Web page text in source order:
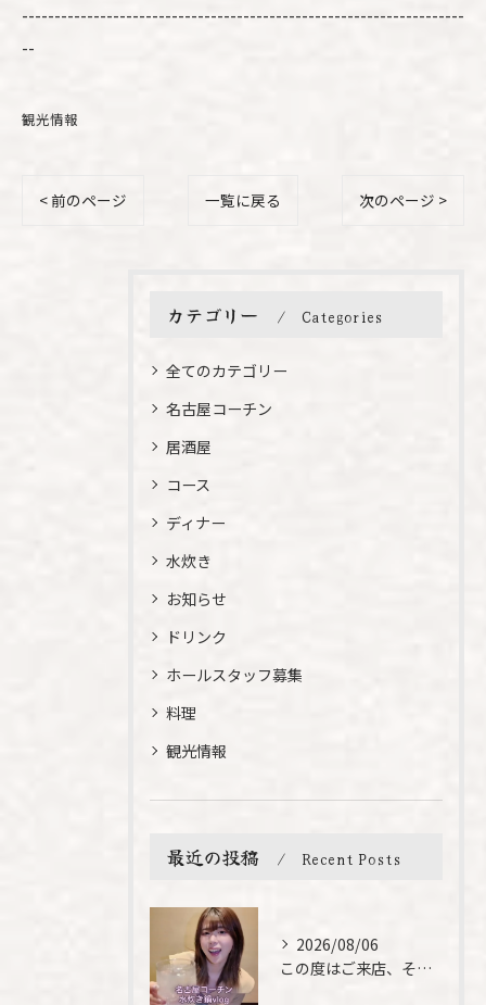
--------------------------------------------------------------------
--
観光情報
< 前のページ 一覧に戻る 次のページ >
カテゴリー Categories
全てのカテゴリー
名古屋コーチン
居酒屋
コース
ディナー
水炊き
お知らせ
ドリンク
ホールスタッフ募集
料理
観光情報
最近の投稿 Recent Posts
2026/08/06
この度はご来店、そして素敵なご紹介誠にありがとうございます✨...